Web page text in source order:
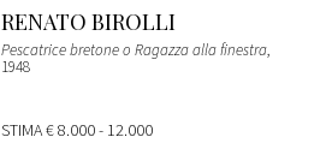
RENATO BIROLLI
Pescatrice bretone o Ragazza alla finestra,
1948
STIMA€ 8.000 - 12.000